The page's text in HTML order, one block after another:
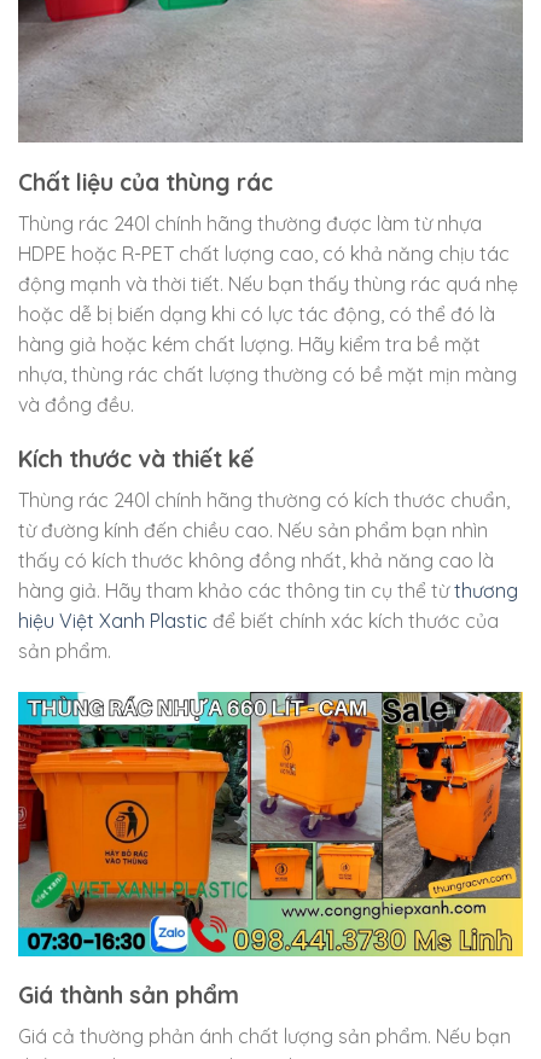
Chất liệu của thùng rác
Thùng rác 240l chính hãng thường được làm từ nhựa
HDPE hoặc R-PET chất lượng cao, có khả năng chịu tác
động mạnh và thời tiết. Nếu bạn thấy thùng rác quá nhẹ
hoặc dễ bị biến dạng khi có lực tác động, có thể đó là
hàng giả hoặc kém chất lượng. Hãy kiểm tra bề mặt
nhựa, thùng rác chất lượng thường có bề mặt mịn màng
và đồng đều.
Kích thước và thiết kế
Thùng rác 240l chính hãng thường có kích thước chuẩn,
từ đường kính đến chiều cao. Nếu sản phẩm bạn nhìn
thấy có kích thước không đồng nhất, khả năng cao là
hàng giả. Hãy tham khảo các thông tin cụ thể từthương
hiệu Việt Xanh Plastic để biết chính xác kích thước của
sản phẩm.
Giá thành sản phẩm
Giá cả thường phản ánh chất lượng sản phẩm. Nếu bạn